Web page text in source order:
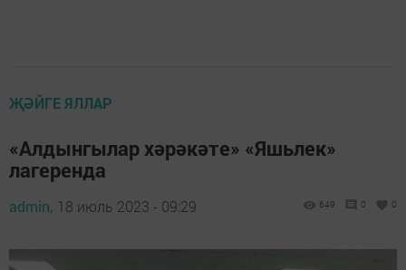
ҖӘЙГЕ ЯЛЛАР
«Алдынгылар хәрәкәте» «Яшьлек»
лагеренда
admin, 18 июль 2023 - 09:29 649 0 0